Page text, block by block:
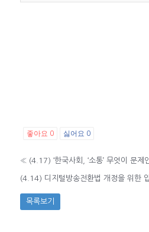
좋아요 0 싫어요 0
«
(4.14) 디지털방송전환법 개정을 위한
목록보기